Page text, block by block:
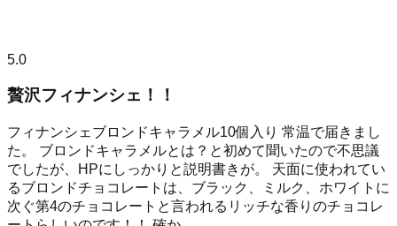
5.0
贅沢フィナンシェ！！
フィナンシェブロンドキャラメル10個入り 常温で届きまし
た。 ブロンドキャラメルとは？と初めて聞いたので不思議
でしたが、HPにしっかりと説明書きが。 天面に使われてい
るブロンドチョコレートは、ブラック、ミルク、ホワイトに
次ぐ第4のチョコレートと言われるリッチな香りのチョコレ